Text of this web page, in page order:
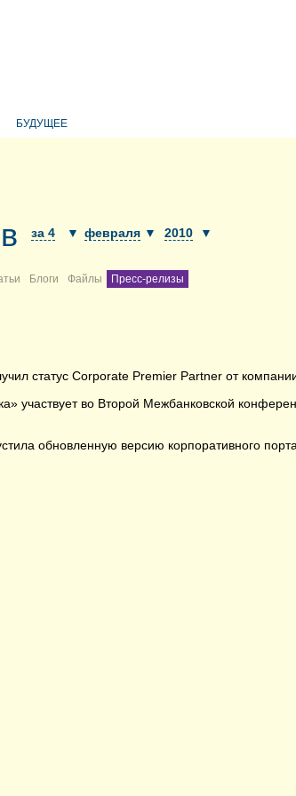
БУДУЩЕЕ
за 4 ▼ февраля ▼ 2010 ▼
Блоги Файлы Пресс-релизы
статус Corporate Premier Partner от
участвует во Второй Межбанковской
обновленную версию корпоративного